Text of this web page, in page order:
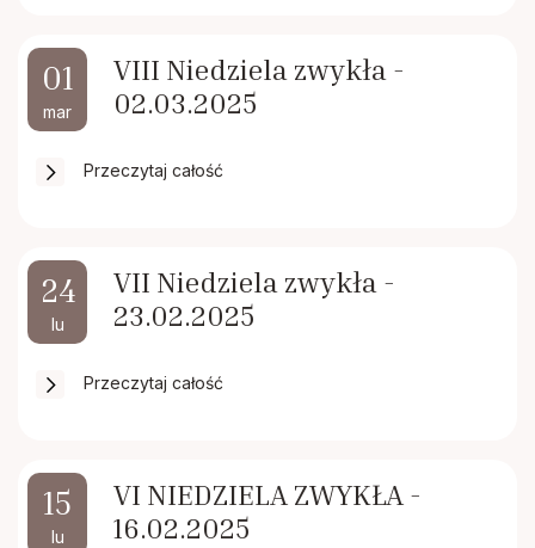
01
mar
VIII Niedziela zwykła -
02.03.2025
Przeczytaj całość
24
lu
VII Niedziela zwykła -
23.02.2025
Przeczytaj całość
15
lu
VI NIEDZIELA ZWYKŁA -
16.02.2025